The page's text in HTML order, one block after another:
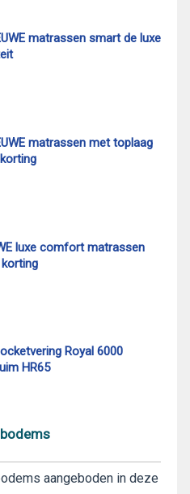
matrassen smart de luxe
matrassen met toplaag
luxe comfort matrassen
Royal 6000
HR65
aangeboden in deze